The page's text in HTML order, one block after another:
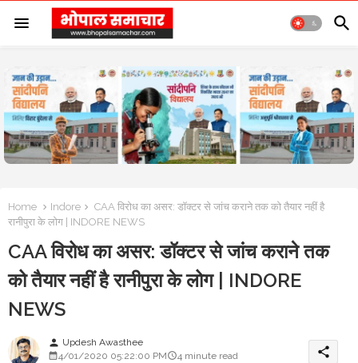
Home Indore
CAA विरोध का असर: डॉक्टर से जांच कराने तक को तैयार नहीं है
रानीपुरा के लोग | INDORE NEWS
CAA विरोध का असर: डॉक्टर से जांच कराने तक
को तैयार नहीं है रानीपुरा के लोग | INDORE
NEWS
person Updesh Awasthee
4/01/2020 05:22:00 PM
4 minute read share